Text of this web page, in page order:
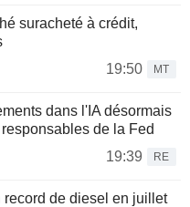
suracheté à crédit,
19:50
MT
dans l'IA désormais
de la Fed
19:39
RE
record de diesel en juillet